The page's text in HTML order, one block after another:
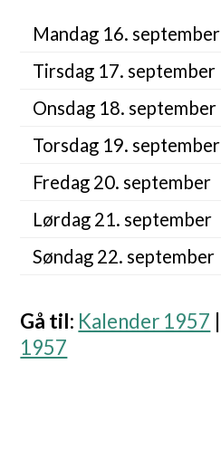
Mandag 16. september
Tirsdag 17. september
Onsdag 18. september
Torsdag 19. september
Fredag 20. september
Lørdag 21. september
Søndag 22. september
Gå til: Kalender 1957
1957